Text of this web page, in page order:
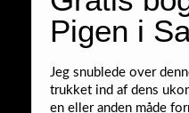
Pigen i
Jeg snublede over
trukket ind af dens
en eller anden måde